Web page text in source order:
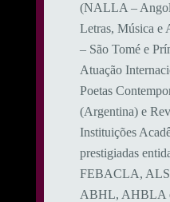
(NALLA –
Letras, Música
– São Tomé e
​Atuação
Poetas
(Argentina) e
​Instituições
prestigiadas
FEBACLA,
ABHL, AHBLA